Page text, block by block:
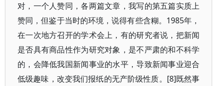
对，一个人赞同，各两篇文章，我写的第五篇实质上
赞同，但鉴于当时的环境，说得有些含糊。1985年，
在一次地方召开的学术会上，有的研究者说，把新闻
是否具有商品性作为研究对象，是不严肃的和不科学
的，会降低我国新闻事业的水平，导致新闻事业迎合
低级趣味，改变我们报纸的无产阶级性质。[8]既然事